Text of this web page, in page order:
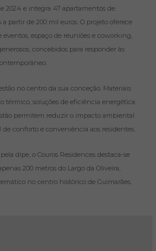
2024 e integra 47 apartamentos de
a partir de 200 mil euros. O projeto oferece
espaço de reuniões e coworking,
concebidos para responder às
no centro da sua conceção. Materiais
térmico, soluções de eficiência energética
permitem reduzir o impacto ambiental
conforto e conveniência aos residentes.
dipe, o Couros Residences destaca-se
200 metros do Largo da Oliveira,
no centro histórico de Guimarães.